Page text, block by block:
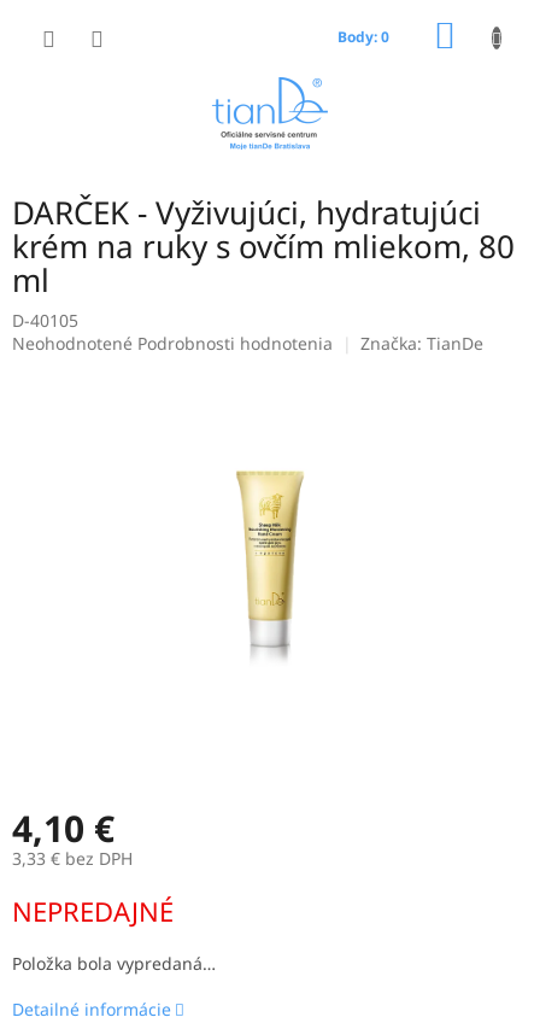
Body: 0
DARČEK - Vyživujúci, hydratujúci
krém na ruky s ovčím mliekom, 80
ml
D-40105
Priemerné
Neohodnotené Podrobnosti hodnotenia Značka: TianDe
4,10 €
3,33 € bez DPH
cena:
NEPREDAJNÉ
Položka bola vypredaná…
Detailné informácie